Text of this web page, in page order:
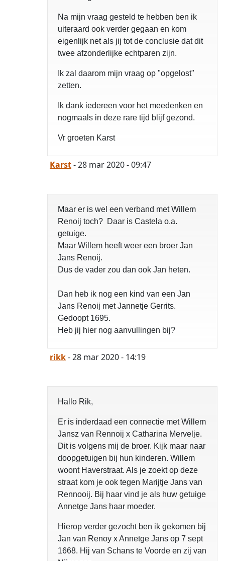
Na mijn vraag gesteld te hebben ben ik
uiteraard ook verder gegaan en kom
eigenlijk net als jij tot de conclusie dat dit
twee afzonderlijke echtparen zijn.
Ik zal daarom mijn vraag op "opgelost"
zetten.
Ik dank iedereen voor het meedenken en
nogmaals in deze rare tijd blijf gezond.
Vr groeten Karst
Karst- 28 mar 2020 - 09:47
Maar er is wel een verband met Willem
Renoij toch? Daar is Castela o.a.
getuige.
Maar Willem heeft weer een broer Jan
Jans Renoij.
Dus de vader zou dan ook Jan heten.
Dan heb ik nog een kind van een Jan
Jans Renoij met Jannetje Gerrits.
Gedoopt 1695.
Heb jij hier nog aanvullingen bij?
rikk- 28 mar 2020 - 14:19
Hallo Rik,
Er is inderdaad een connectie met Willem
Jansz van Rennoij x Catharina Mervelje.
Dit is volgens mij de broer. Kijk maar naar
doopgetuigen bij hun kinderen. Willem
woont Haverstraat. Als je zoekt op deze
straat kom je ook tegen Marijtje Jans van
Rennooij. Bij haar vind je als huw getuige
Annetge Jans haar moeder.
Hierop verder gezocht ben ik gekomen bij
Jan van Renoy x Annetge Jans op 7 sept
1668. Hij van Schans te Voorde en zij van